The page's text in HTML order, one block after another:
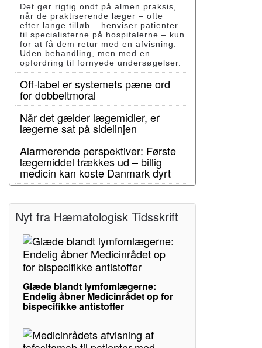
Det gør rigtig ondt på almen praksis,
når de praktiserende læger – ofte
efter lange tilløb – henviser patienter
til specialisterne på hospitalerne – kun
for at få dem retur med en afvisning.
Uden behandling, men med en
opfordring til fornyede undersøgelser.
Off-label er systemets pæne ord
for dobbeltmoral
Når det gælder lægemidler, er
lægerne sat på sidelinjen
Alarmerende perspektiver: Første
lægemiddel trækkes ud – billig
medicin kan koste Danmark dyrt
Nyt fra Hæmatologisk Tidsskrift
Glæde blandt lymfomlægerne:
Endelig åbner Medicinrådet op for
bispecifikke antistoffer